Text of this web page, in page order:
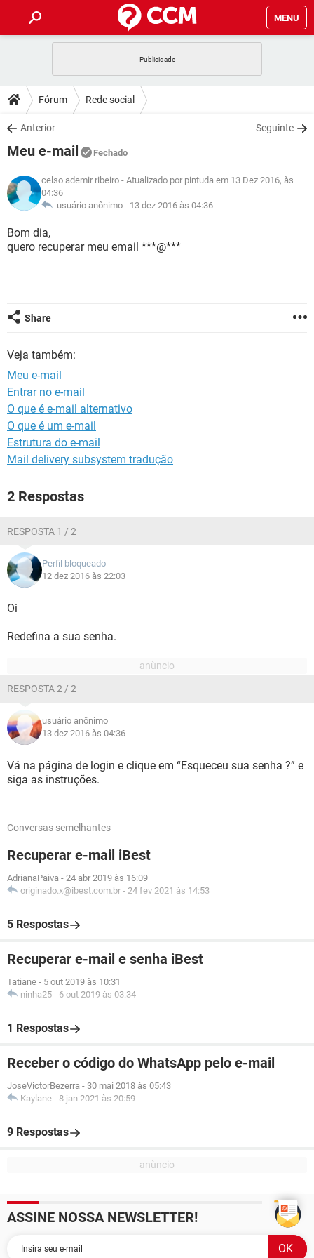
MENU
CELULAR
OUTLOOK
INSTAGRAM
GUIA DE COMPRAS
DICAS
JOGOS
INSTAGRAM GMAIL
GUIA DE COMPRAS
DOWNLOADS
JOGOS
CELULAR FACEBOOK
OUTLOOK EXCEL
GUIA DE COMPRAS
JOGOS WHATSAPP
CELULAR FACEBOOK
OUTLOOK
GLOSSÁRIO
CELULAR FACEBOOK
GUIA DE COMPRAS
Fórum Rede social
Anterior Seguinte
Meu e-mail Fechado
celso ademir ribeiro- Atualizado por pintuda em 13 Dez 2016, às
04:36
usuário anônimo - 13 dez 2016 às 04:36
Bom dia,
quero recuperar meu email ***@***
Share
Veja também:
Meu e-mail
Entrar no e-mail
O que é e-mail alternativo
O que é um e-mail
Estrutura do e-mail
Mail delivery subsystem tradução
2 Respostas
RESPOSTA 1 / 2
Perfil bloqueado
12 dez 2016 às 22:03
Oi
Redefina a sua senha.
RESPOSTA 2 / 2
usuário anônimo
13 dez 2016 às 04:36
Vá na página de login e clique em “Esqueceu sua senha ?” e
siga as instruções.
Conversas semelhantes
Recuperar e-mail iBest
AdrianaPaiva - 24 abr 2019 às 16:09
originado.x@ibest.com.br - 24 fev 2021 às 14:53
5 Respostas
Recuperar e-mail e senha iBest
Tatiane - 5 out 2019 às 10:31
ninha25 - 6 out 2019 às 03:34
1 Respostas
Receber o código do WhatsApp pelo e-mail
JoseVictorBezerra - 30 mai 2018 às 05:43
Kaylane - 8 jan 2021 às 20:59
9 Respostas
ASSINE NOSSA NEWSLETTER!